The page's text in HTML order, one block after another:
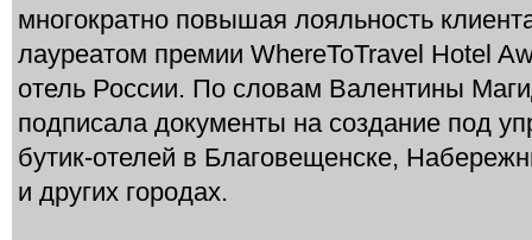
многократно повышая лояльность
лауреатом премии WhereToTravel Hotel
отель России. По словам Валентины
подписала документы на создание под
бутик-отелей в Благовещенске,
и других городах.